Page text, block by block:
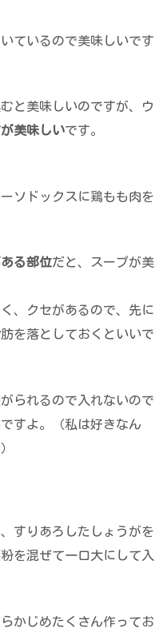
ているので美味しいです
と美味しいのですが、ウ
美味しいです。
ソドックスに鶏もも肉を
る部位だと、スープが美
、クセがあるので、先に
を落としておくといいで
られるので入れないので
すよ。（私は好きなん
すりあろしたしょうがを
を混ぜて一口大にして入
かじめたくさん作ってお